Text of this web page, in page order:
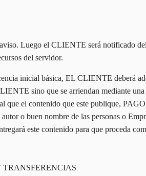
Luego el CLIENTE será notificado
del servidor.
inicial básica, EL CLIENTE deberá
sino que se arriendan mediante
que el contenido que este publique,
o buen nombre de las personas o
este contenido para que proceda